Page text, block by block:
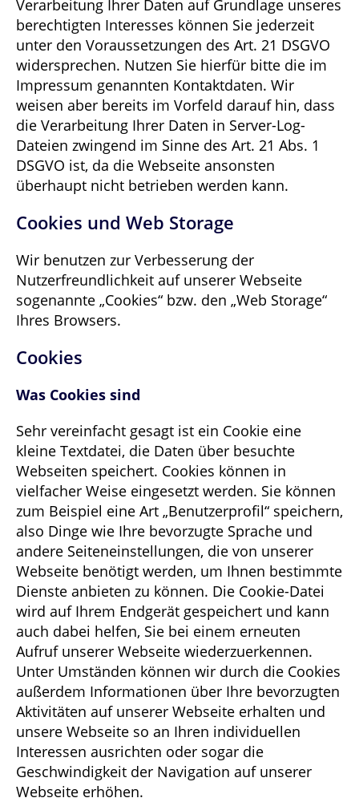
Verarbeitung Ihrer Daten auf Grundlage unseres
berechtigten Interesses können Sie jederzeit
unter den Voraussetzungen des Art. 21 DSGVO
widersprechen. Nutzen Sie hierfür bitte die im
Impressum genannten Kontaktdaten. Wir
weisen aber bereits im Vorfeld darauf hin, dass
die Verarbeitung Ihrer Daten in Server-Log-
Dateien zwingend im Sinne des Art. 21 Abs. 1
DSGVO ist, da die Webseite ansonsten
überhaupt nicht betrieben werden kann.
Cookies und Web Storage
Wir benutzen zur Verbesserung der
Nutzerfreundlichkeit auf unserer Webseite
sogenannte „Cookies“ bzw. den „Web Storage“
Ihres Browsers.
Cookies
Was Cookies sind
Sehr vereinfacht gesagt ist ein Cookie eine
kleine Textdatei, die Daten über besuchte
Webseiten speichert. Cookies können in
vielfacher Weise eingesetzt werden. Sie können
zum Beispiel eine Art „Benutzerprofil“ speichern,
also Dinge wie Ihre bevorzugte Sprache und
andere Seiteneinstellungen, die von unserer
Webseite benötigt werden, um Ihnen bestimmte
Dienste anbieten zu können. Die Cookie-Datei
wird auf Ihrem Endgerät gespeichert und kann
auch dabei helfen, Sie bei einem erneuten
Aufruf unserer Webseite wiederzuerkennen.
Unter Umständen können wir durch die Cookies
außerdem Informationen über Ihre bevorzugten
Aktivitäten auf unserer Webseite erhalten und
unsere Webseite so an Ihren individuellen
Interessen ausrichten oder sogar die
Geschwindigkeit der Navigation auf unserer
Webseite erhöhen.